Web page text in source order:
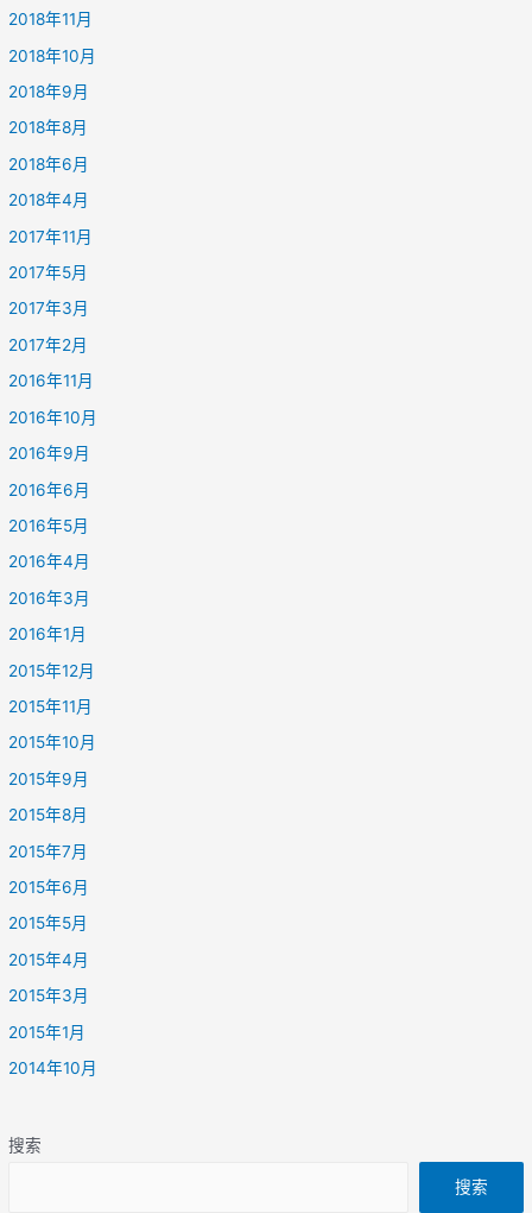
2018年11月
2018年10月
2018年9月
2018年8月
2018年6月
2018年4月
2017年11月
2017年5月
2017年3月
2017年2月
2016年11月
2016年10月
2016年9月
2016年6月
2016年5月
2016年4月
2016年3月
2016年1月
2015年12月
2015年11月
2015年10月
2015年9月
2015年8月
2015年7月
2015年6月
2015年5月
2015年4月
2015年3月
2015年1月
2014年10月
搜索
搜索